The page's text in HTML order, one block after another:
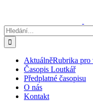
obsah
Hledat:
AktuálněRubrika pro
Časopis Loutkář
Předplatné časopisu
O nás
Kontakt